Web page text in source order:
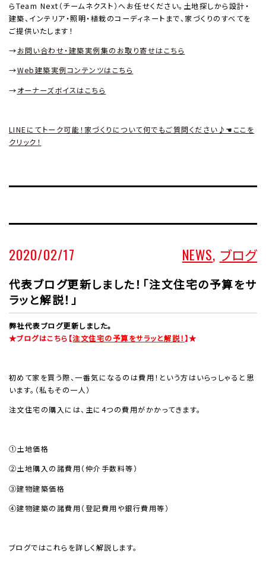
らTeam Next （チームネクスト）へお任せください。土地探しから設計・
建築、インテリア・照明・植栽のコーディネートまで、家づくりのすべてを
ご提供いたします！
→お問い合わせ・建築実例集のお取り寄せはこちら
→Web建築実例コンテンツはこちら
→オーナーズボイスはこちら
LINEにてトーク可能！家づくりについて何でもご質問ください♪☚ここを
クリック！
2020/02/17 NEWS, ブログ
代表ブログ更新しました！「注文住宅の予算をサ
ラッと解説！」
弊社代表ブログ更新しました。
★ブログはこちら【注文住宅の予算をサラッと解説！】★
初めて家を買う際、一番気になるのは費用！という方はいらっしゃると思
います。（私もその一人）
注文住宅の購入には、主に4つの費用がかかってきます。
①土地価格
②土地購入の諸費用（仲介手数料等）
③建物建築価格
④建物建築の諸費用（登記費用や銀行費用等）
ブログではこれらを詳しく解説します。